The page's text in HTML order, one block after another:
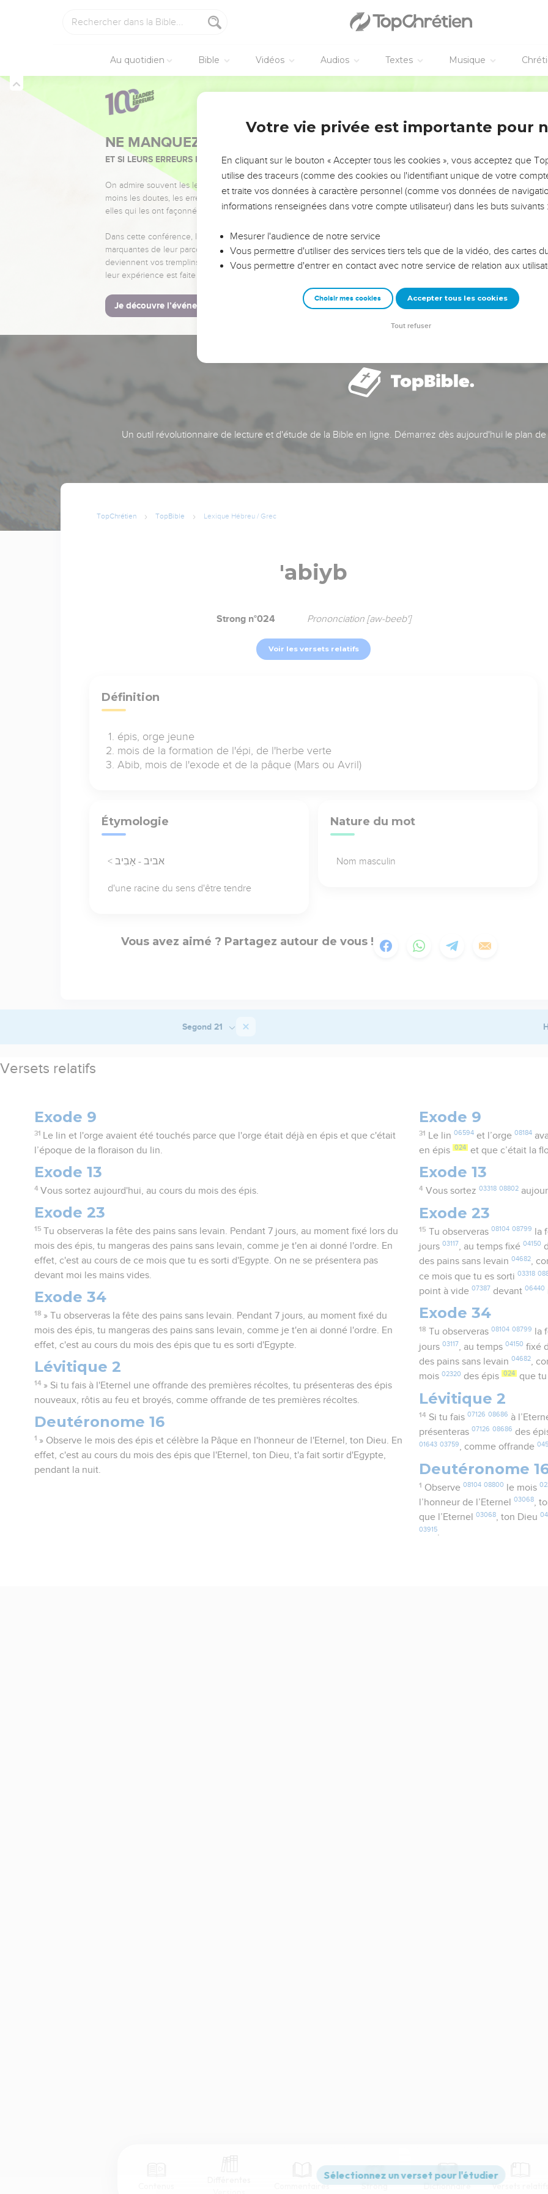
Au quotidien Bible Vidéos Audios Textes Musique
NE MANQUEZ PAS L’ÉVÉNEMENT DE L’ANNÉE !
ET SI LEURS ERREURS POUVAIENT VOUS ÉVITER LES VOTRES ?
On admire souvent les leaders pour leurs réussites, leur impact, leur foi ou leur vision. Mais on voit
moins les doutes, les erreurs et les saisons difficiles qu'ils ont traversés, alors même que ce sont
elles qui les ont façonnés.
Dans cette conférence, leaders, entrepreneurs, et responsables reviennent sur les erreurs
marquantes de leur parcours et les clés pour avancer avec plus de sagesse afin que leurs erreurs
deviennent vos tremplins. Que vous guidiez un ministère, une équipe, un groupe ou une famille,
leur expérience est faite pour vous.
Je découvre l’événement
Un outil révolutionnaire de lecture et d'étude de la Bible en ligne. Démarrez dès aujourd'hui le plan
TopChrétien TopBible Lexique Hébreu / Grec
'abiyb
Strong n°024 Prononciation [aw-beeb']
Voir les versets relatifs
Définition
épis, orge jeune
mois de la formation de l'épi, de l'herbe verte
Abib, mois de l'exode et de la pâque (Mars ou Avril)
Étymologie
< אביב - אָבִיב
d'une racine du sens d'être tendre
Nature du mot
Nom masculin
Vous avez aimé ? Partagez autour de vous !
Commentaires Strong Dictionnaire Versets relatifs
Segond 21
Versets relatifs
Exode 9
31
Le lin et l'orge avaient été touchés parce que l'orge était déjà en épis et que c'était
l’époque de la floraison du lin.
Exode 13
4 Vous sortez aujourd'hui, au cours du mois des épis.
Exode 23
15 Tu observeras la fête des pains sans levain. Pendant 7 jours, au moment fixé lors du
mois des épis, tu mangeras des pains sans levain, comme je t'en ai donné l'ordre. En
effet, c'est au cours de ce mois que tu es sorti d'Egypte. On ne se présentera pas
devant moi les mains vides.
Exode 34
18 » Tu observeras la fête des pains sans levain. Pendant 7 jours, au moment fixé du
mois des épis, tu mangeras des pains sans levain, comme je t'en ai donné l'ordre. En
effet, c'est au cours du mois des épis que tu es sorti d'Egypte.
Lévitique 2
14 » Si tu fais à l'Eternel une offrande des premières récoltes, tu présenteras des épis
nouveaux, rôtis au feu et broyés, comme offrande de tes premières récoltes.
Deutéronome 16
1 » Observe le mois des épis et célèbre la Pâque en l'honneur de l'Eternel, ton Dieu. En
effet, c'est au cours du mois des épis que l'Eternel, ton Dieu, t'a fait sortir d'Egypte,
pendant la nuit.
Exode 9
31 Le lin 06594et l’orge 08184
en épis 024 et que c’était la
Exode 13
4 Vous sortez 03318 08802
Exode 23
15 Tu observeras 08104 08799 la
jours03117, au temps fixé04150
des pains sans levain04682,
ce mois que tu es sorti03318
point à vide07387 devant06440
Exode 34
18 Tu observeras 08104 08799 la
jours03117 , au temps04150 fixé
des pains sans levain04682,
mois02320 des épis 024 que
Lévitique 2
14 Si tu fais 07126 08686 à
présenteras07126 08686 des
01643 03759, comme offrande
Deutéronome
1 Observe 08104 08800 le mois
l’honneur de l’Eternel03068,
que l’Eternel03068, ton Dieu
03915
Votre vie privée est importante pour
En cliquant sur le bouton « Accepter tous les cookies », vous acceptez que
utilise des traceurs (comme des cookies ou l'identifiant unique de votre
et traite vos données à caractère personnel (comme vos données de
informations renseignées dans votre compte utilisateur) dans les buts suivants :
Mesurer l'audience de notre service
Vous permettre d'utiliser des services tiers tels que de la vidéo, des cartes
Vous permettre d'entrer en contact avec notre service de relation aux
Choisir mes cookies Accepter tous les cookies
Tout refuser